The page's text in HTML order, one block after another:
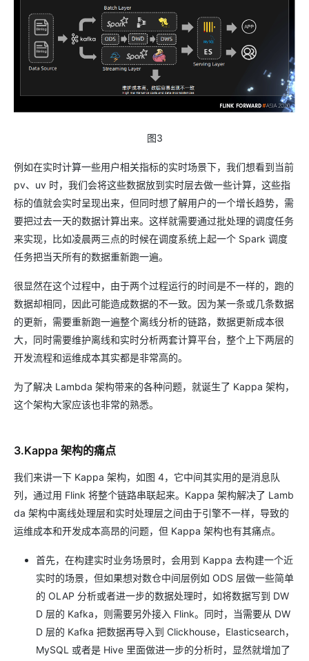
图3
例如在实时计算一些用户相关指标的实时场景下，我们想看到当前
pv、uv 时，我们会将这些数据放到实时层去做一些计算，这些指
标的值就会实时呈现出来，但同时想了解用户的一个增长趋势，需
要把过去一天的数据计算出来。这样就需要通过批处理的调度任务
来实现，比如凌晨两三点的时候在调度系统上起一个 Spark 调度
任务把当天所有的数据重新跑一遍。
很显然在这个过程中，由于两个过程运行的时间是不一样的，跑的
数据却相同，因此可能造成数据的不一致。因为某一条或几条数据
的更新，需要重新跑一遍整个离线分析的链路，数据更新成本很
大，同时需要维护离线和实时分析两套计算平台，整个上下两层的
开发流程和运维成本其实都是非常高的。
为了解决 Lambda 架构带来的各种问题，就诞生了 Kappa 架构，
这个架构大家应该也非常的熟悉。
3.Kappa 架构的痛点
我们来讲一下 Kappa 架构，如图 4，它中间其实用的是消息队
列，通过用 Flink 将整个链路串联起来。Kappa 架构解决了 Lamb
da 架构中离线处理层和实时处理层之间由于引擎不一样，导致的
运维成本和开发成本高昂的问题，但 Kappa 架构也有其痛点。
首先，在构建实时业务场景时，会用到 Kappa 去构建一个近
实时的场景，但如果想对数仓中间层例如 ODS 层做一些简单
的 OLAP 分析或者进一步的数据处理时，如将数据写到 DW
D 层的 Kafka，则需要另外接入 Flink。同时，当需要从 DW
D 层的 Kafka 把数据再导入到 Clickhouse，Elasticsearch，
MySQL 或者是 Hive 里面做进一步的分析时，显然就增加了